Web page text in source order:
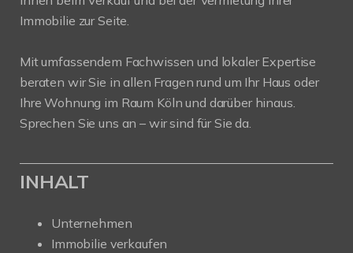
Immobilie zur Seite.
Mit umfassendem Fachwissen und lokaler Expertise
beraten wir Sie in allen Fragen rund um Ihr Haus oder
Ihre Wohnung im Raum Köln und darüber hinaus.
Sprechen Sie uns an – wir sind für Sie da.
INHALT
Unternehmen
Immobilie verkaufen